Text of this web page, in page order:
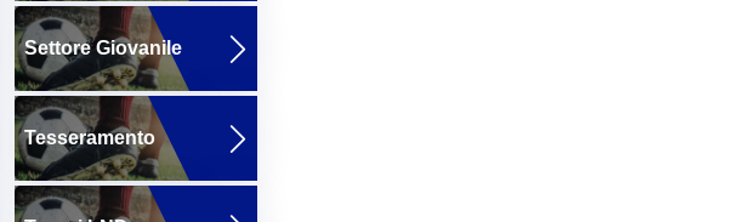
Settore Giovanile
Tesseramento